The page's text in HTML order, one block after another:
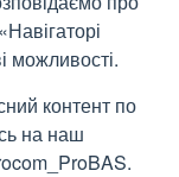
можливості.
контент по
на наш